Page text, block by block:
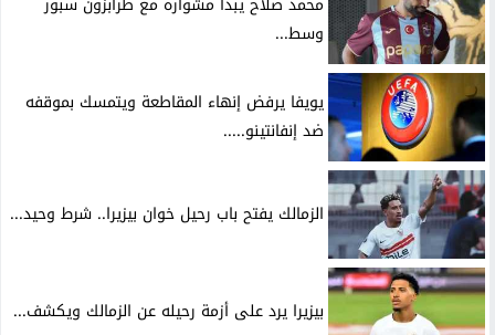
وسط...
يويفا يرفض إنهاء المقاطعة ويتمسك بموقفه
ضد إنفانتينو.....
الزمالك يفتح باب رحيل خوان بيزيرا.. شرط وحيد...
بيزيرا يرد على أزمة رحيله عن الزمالك ويكشف...